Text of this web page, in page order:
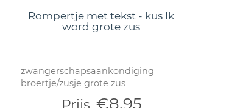
Rompertje met tekst - kus Ik
word grote zus
zwangerschapsaankondiging
broertje/zusje grote zus
Prijs €8,95